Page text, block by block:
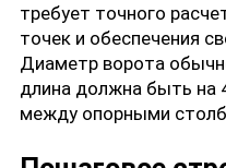
требует точного
точек и обеспечения
Диаметр ворота
длина должна быть на
между опорными